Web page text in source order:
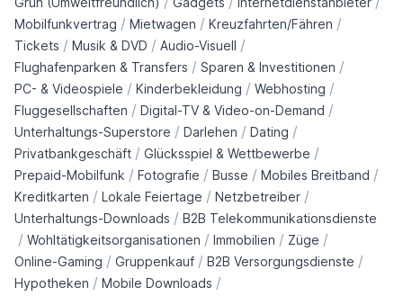
Mobilfunkvertrag / Mietwagen / Kreuzfahrten/Fähren /
Tickets / Musik & DVD / Audio-Visuell /
Flughafenparken & Transfers / Sparen & Investitionen /
PC- & Videospiele / Kinderbekleidung / Webhosting /
Fluggesellschaften / Digital-TV & Video-on-Demand /
Unterhaltungs-Superstore / Darlehen / Dating /
Privatbankgeschäft / Glücksspiel & Wettbewerbe /
Prepaid-Mobilfunk / Fotografie / Busse / Mobiles Breitband /
Kreditkarten / Lokale Feiertage / Netzbetreiber /
Unterhaltungs-Downloads / B2B Telekommunikationsdienste
/ Wohltätigkeitsorganisationen / Immobilien / Züge /
Online-Gaming / Gruppenkauf / B2B Versorgungsdienste /
Hypotheken / Mobile Downloads /